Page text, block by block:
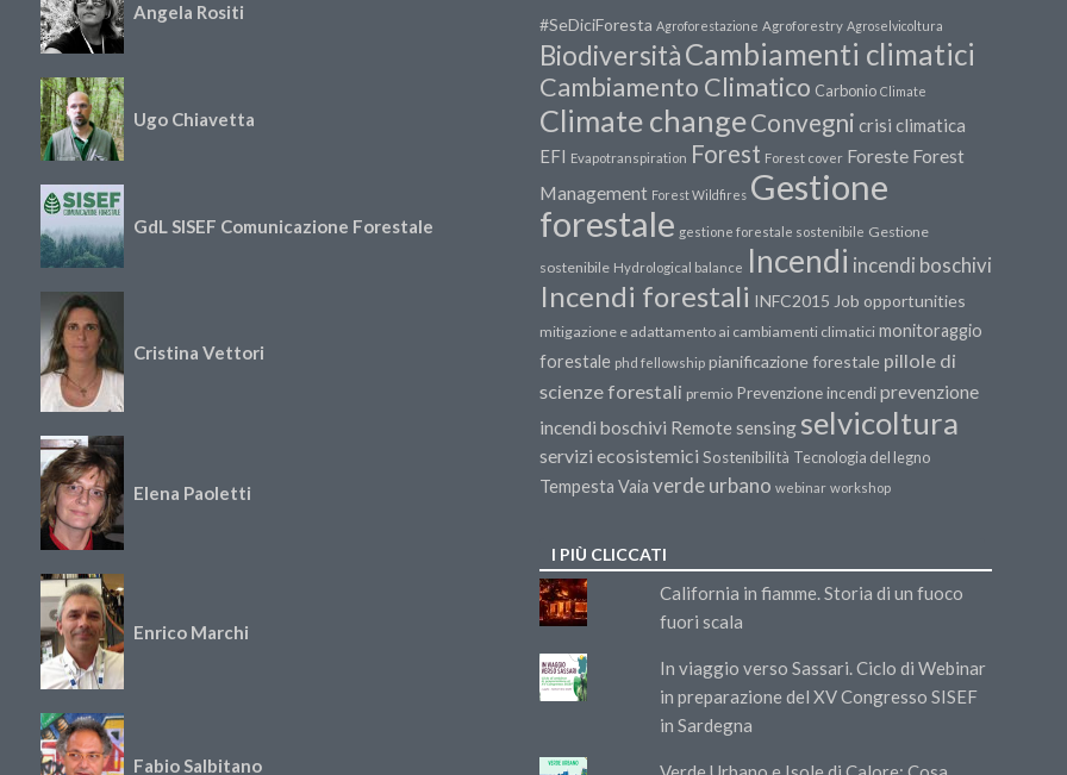
Angela Rositi
Ugo Chiavetta
GdL SISEF Comunicazione Forestale
Cristina Vettori
Elena Paoletti
Enrico Marchi
Fabio Salbitano
#SeDiciForesta Agroforestazione Agroforestry Agroselvicoltura
BiodiversitàCambiamenti climatici
Cambiamento Climatico Carbonio Climate
Climate changeConvegni crisi climatica
EFI Evapotranspiration Forest Forest cover Foreste Forest
Management Forest Wildfires Gestione
forestale gestione forestale sostenibile Gestione
sostenibile Hydrological balance Incendi incendi boschivi
Incendi forestali INFC2015 Job opportunities
mitigazione e adattamento ai cambiamenti climatici monitoraggio
forestale phd fellowship pianificazione forestale pillole di
scienze forestali premio Prevenzione incendiprevenzione
incendi boschivi Remote sensing selvicoltura
servizi ecosistemici Sostenibilità Tecnologia del legno
Tempesta Vaia verde urbano webinar workshop
I PIÙ CLICCATI
California in fiamme. Storia di un fuoco
fuori scala
In viaggio verso Sassari. Ciclo di Webinar
in preparazione del XV Congresso SISEF
in Sardegna